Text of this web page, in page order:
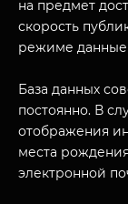
на предмет
скорость
режиме данные
База данных
постоянно. В
отображения
места
электронной